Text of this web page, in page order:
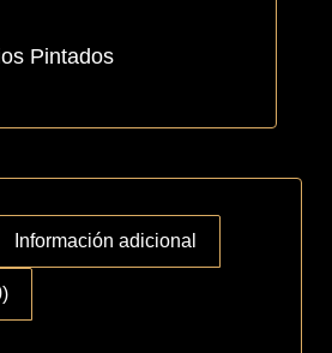
Pintados
Información adicional